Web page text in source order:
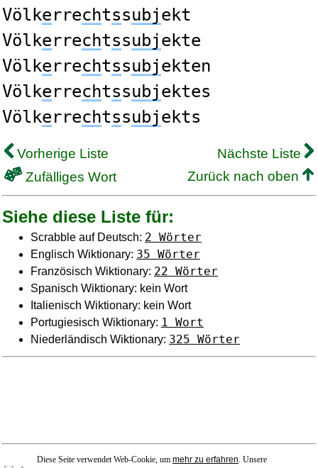
Völkerrechtssubjekt
Völkerrechtssubjekte
Völkerrechtssubjekten
Völkerrechtssubjektes
Völkerrechtssubjekts
Vorherige Liste
Nächste Liste
Zufälliges Wort
Zurück nach oben
Siehe diese Liste für:
Scrabble auf Deutsch: 2 Wörter
Englisch Wiktionary: 35 Wörter
Französisch Wiktionary: 22 Wörter
Spanisch Wiktionary: kein Wort
Italienisch Wiktionary: kein Wort
Portugiesisch Wiktionary: 1 Wort
Niederländisch Wiktionary: 325 Wörter
Diese Seite verwendet Web-Cookie, um mehr zu erfahren. Unsere